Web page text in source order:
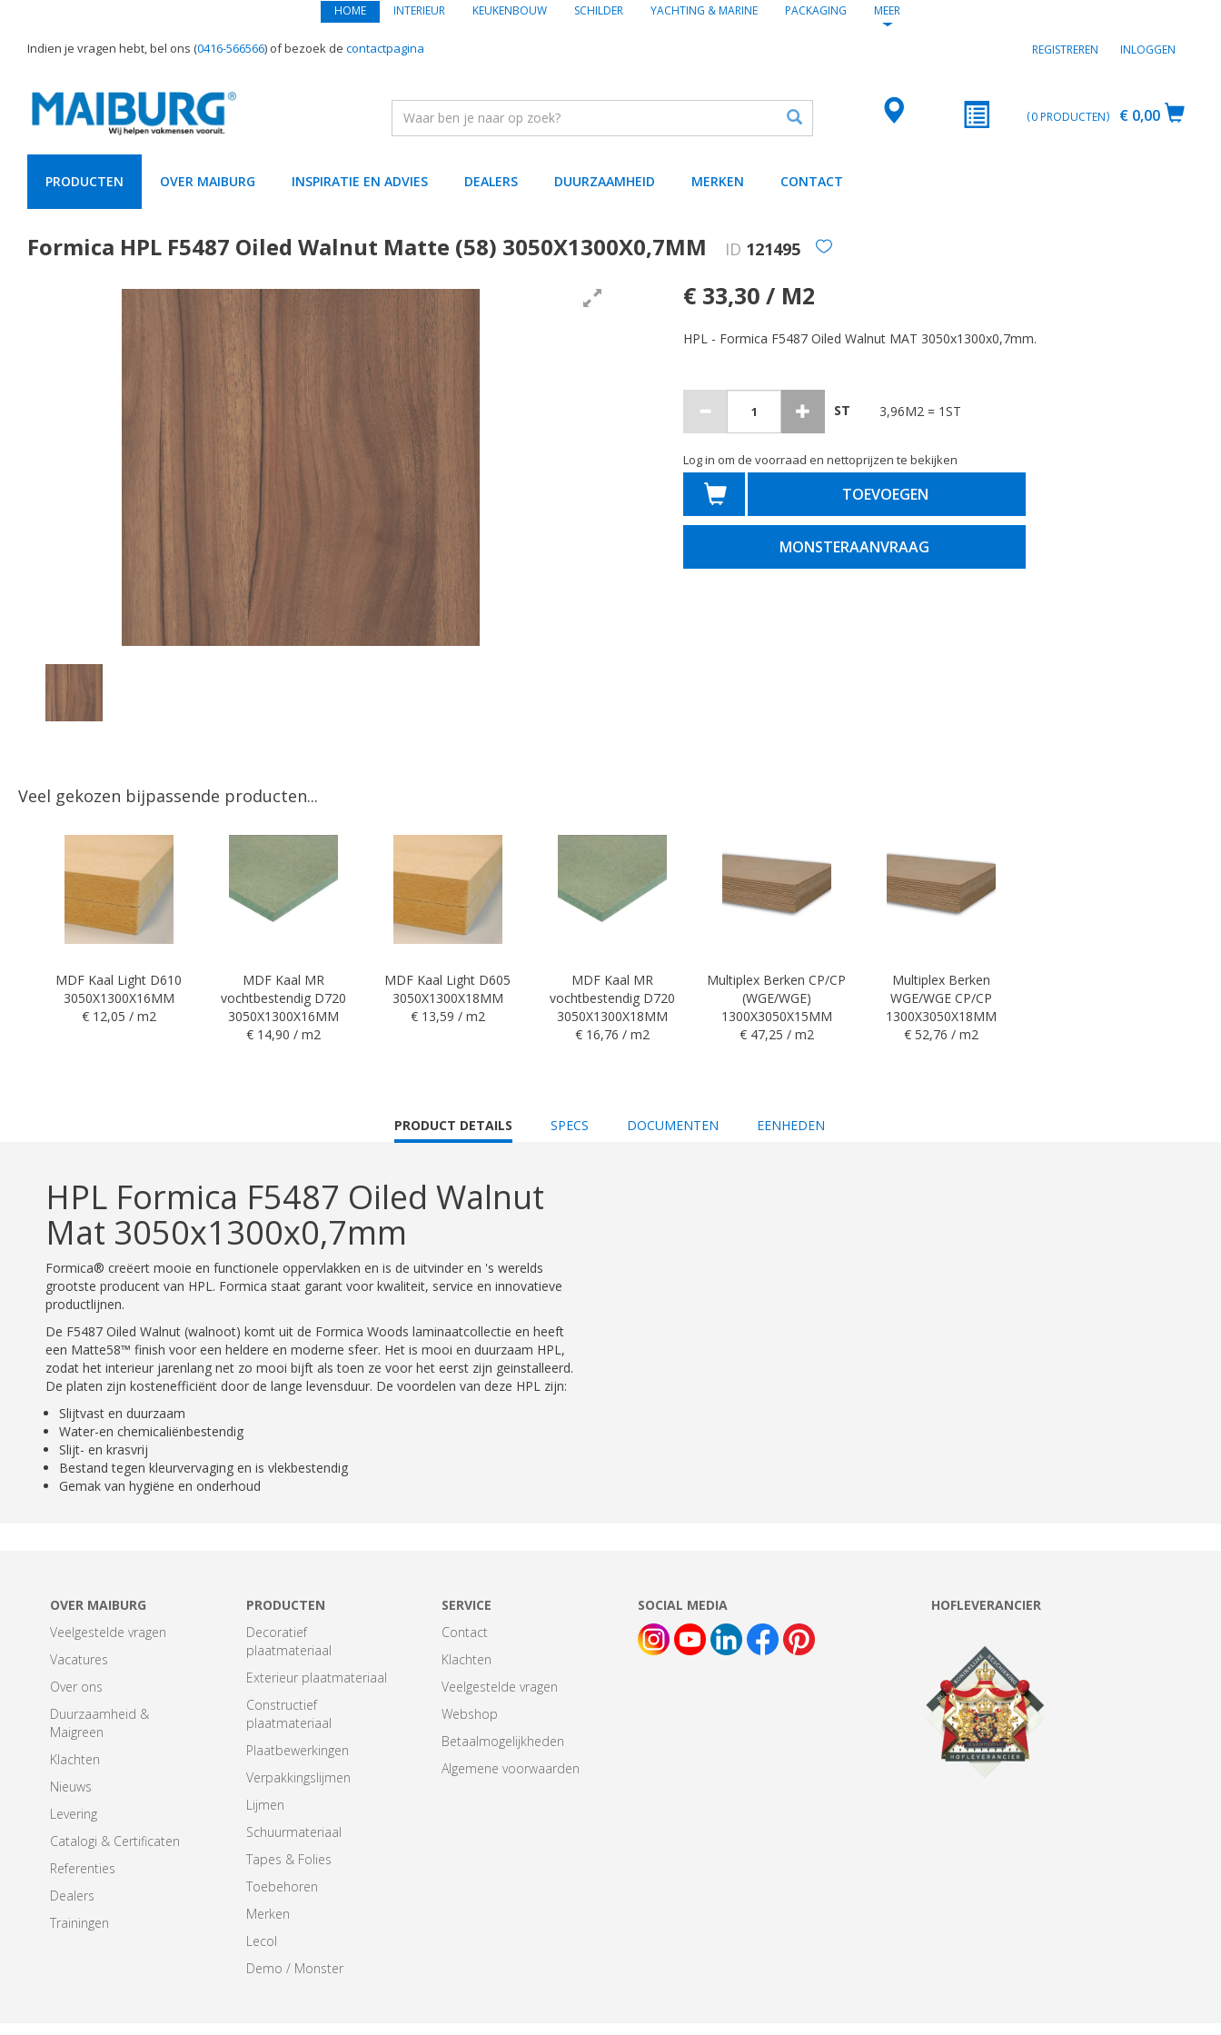
HOME INTERIEUR KEUKENBOUW SCHILDER YACHTING & MARINE PACKAGING MEER
Indien je vragen hebt, bel ons (0416-566566) of bezoek de contactpagina REGISTREREN INLOGGEN
€ 0,00
0PRODUCTEN
PRODUCTEN OVER MAIBURG INSPIRATIE EN ADVIES DEALERS DUURZAAMHEID MERKEN CONTACT
Formica HPL F5487 Oiled Walnut Matte (58) 3050X1300X0,7MM ID 121495
€ 33,30 / M2
HPL - Formica F5487 Oiled Walnut MAT 3050x1300x0,7mm.
ST 3,96M2 = 1ST
Log in om de voorraad en nettoprijzen te bekijken
TOEVOEGEN
MONSTERAANVRAAG
Veel gekozen bijpassende producten...
MDF Kaal Light D610
3050X1300X16MM
€ 12,05 / m2
MDF Kaal MR
vochtbestendig D720
3050X1300X16MM
€ 14,90 / m2
MDF Kaal Light D605
3050X1300X18MM
€ 13,59 / m2
MDF Kaal MR
vochtbestendig D720
3050X1300X18MM
€ 16,76 / m2
Multiplex Berken CP/CP
(WGE/WGE)
1300X3050X15MM
€ 47,25 / m2
Multiplex Berken
WGE/WGE CP/CP
1300X3050X18MM
€ 52,76 / m2
CURRENT
TAB:
PRODUCT DETAILS SPECS DOCUMENTEN EENHEDEN
HPL Formica F5487 Oiled Walnut
Mat 3050x1300x0,7mm
Formica® creëert mooie en functionele oppervlakken en is de uitvinder en 's werelds
grootste producent van HPL. Formica staat garant voor kwaliteit, service en innovatieve
productlijnen.
De F5487 Oiled Walnut (walnoot) komt uit de Formica Woods laminaatcollectie en heeft
een Matte58™ finish voor een heldere en moderne sfeer. Het is mooi en duurzaam HPL,
zodat het interieur jarenlang net zo mooi bijft als toen ze voor het eerst zijn geinstalleerd.
De platen zijn kostenefficiënt door de lange levensduur. De voordelen van deze HPL zijn:
Slijtvast en duurzaam
Water-en chemicaliënbestendig
Slijt- en krasvrij
Bestand tegen kleurvervaging en is vlekbestendig
Gemak van hygiëne en onderhoud
OVER MAIBURG
Veelgestelde vragen
Vacatures
Over ons
Duurzaamheid &
Maigreen
Klachten
Nieuws
Levering
Catalogi & Certificaten
Referenties
Dealers
Trainingen
PRODUCTEN
Decoratief
plaatmateriaal
Exterieur plaatmateriaal
Constructief
plaatmateriaal
Plaatbewerkingen
Verpakkingslijmen
Lijmen
Schuurmateriaal
Tapes & Folies
Toebehoren
Merken
Lecol
Demo / Monster
SERVICE
Contact
Klachten
Veelgestelde vragen
Webshop
Betaalmogelijkheden
Algemene voorwaarden
SOCIAL MEDIA HOFLEVERANCIER